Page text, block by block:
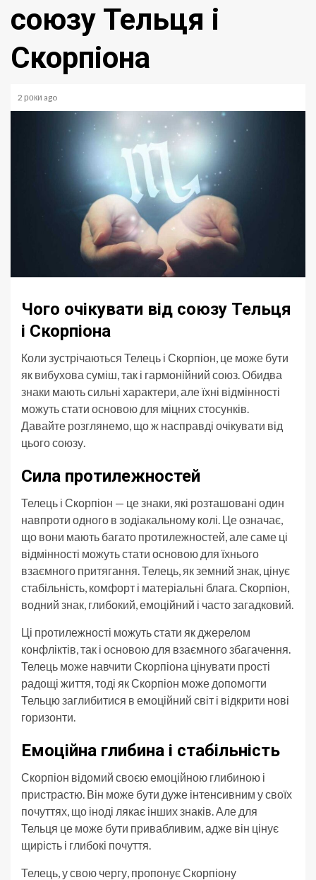
союзу Тельця і
Скорпіона
2 роки ago
Чого очікувати від союзу Тельця
і Скорпіона
Коли зустрічаються Телець і Скорпіон, це може бути
як вибухова суміш, так і гармонійний союз. Обидва
знаки мають сильні характери, але їхні відмінності
можуть стати основою для міцних стосунків.
Давайте розглянемо, що ж насправді очікувати від
цього союзу.
Сила протилежностей
Телець і Скорпіон — це знаки, які розташовані один
навпроти одного в зодіакальному колі. Це означає,
що вони мають багато протилежностей, але саме ці
відмінності можуть стати основою для їхнього
взаємного притягання. Телець, як земний знак, цінує
стабільність, комфорт і матеріальні блага. Скорпіон,
водний знак, глибокий, емоційний і часто загадковий.
Ці протилежності можуть стати як джерелом
конфліктів, так і основою для взаємного збагачення.
Телець може навчити Скорпіона цінувати прості
радощі життя, тоді як Скорпіон може допомогти
Тельцю заглибитися в емоційний світ і відкрити нові
горизонти.
Емоційна глибина і стабільність
Скорпіон відомий своєю емоційною глибиною і
пристрастю. Він може бути дуже інтенсивним у своїх
почуттях, що іноді лякає інших знаків. Але для
Тельця це може бути привабливим, адже він цінує
щирість і глибокі почуття.
Телець, у свою чергу, пропонує Скорпіону